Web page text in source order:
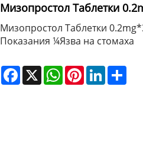
Мизопростол Таблетки
Мизопростол Таблетки
Показания ¼Язва на стомаха
Facebook
X WhatsAppPinterestLinkedIn